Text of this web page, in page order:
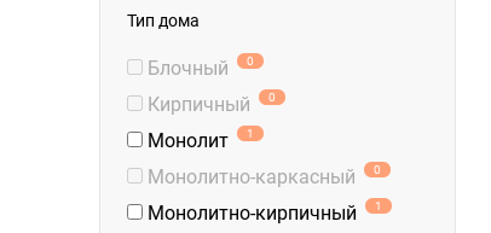
Тип дома
Блочный 0
Кирпичный 0
Монолит 1
Монолитно-каркасный 0
Монолитно-кирпичный 1